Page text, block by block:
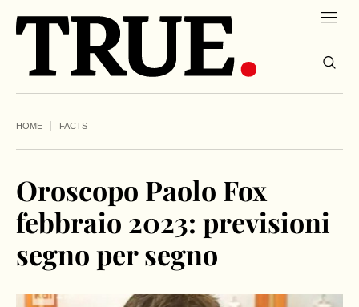
HOME FACTS
Oroscopo Paolo Fox
febbraio 2023: previsioni
segno per segno